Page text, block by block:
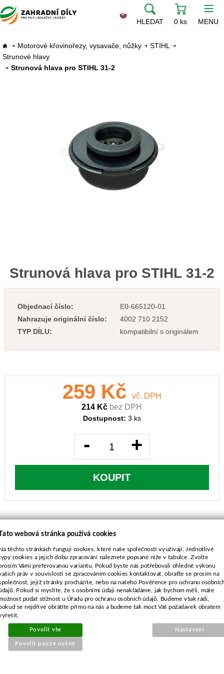
HLEDAT 0 ks MENU
Motorové křovinořezy, vysavače, nůžky
STIHL
Strunové hlavy
Strunová hlava pro STIHL 31-2
Strunová hlava pro STIHL 31-2
Objednací číslo:
E0-665120-01
Nahrazuje originální číslo:
4002 710 2152
TYP DÍLU:
kompatibilní s originálem
259 Kč
vč. DPH
214 Kč bez DPH
Dostupnost: 3 ks
- +
KOUPIT
POPIS ZBOŽÍ
M10x1L, M10x1,25L
SOUVISEJÍCÍ PRODUKTY
webová stránka používá cookies
těchto stránkách fungují cookies, které naše společnosti využívají. Jednotlivé
cookies a jejich dobu zpracování naleznete popsané níže v tabulce. Zvolte
Vámi preferovanou variantu. Pokud byste nás potřebovali ohledně výkonu
práv v souvislosti se zpracováním cookies kontaktovat, obraťte se prosím na
jejíž stránky procházíte, nebo na našeho Pověřence pro ochranu
Pokud si myslíte, že s osobními údaji nenakládáme, jak bychom měli, máte
podat stížnost u Úřadu pro ochranu osobních údajů. Budeme však rádi,
se nejdříve obrátíte přímo na nás a budeme tak moct Váš požadavek obratem
Povolit vše
Povolit pouze nutné
Nastavení